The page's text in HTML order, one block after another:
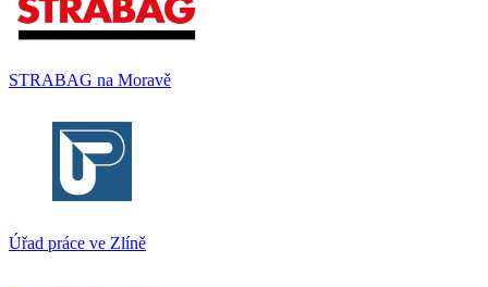
STRABAG na Moravě
Úřad práce ve Zlíně